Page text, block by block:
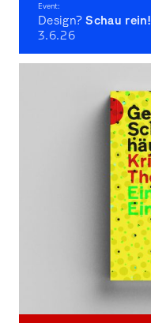
Event:
Design? Schau rein!
3.6.26